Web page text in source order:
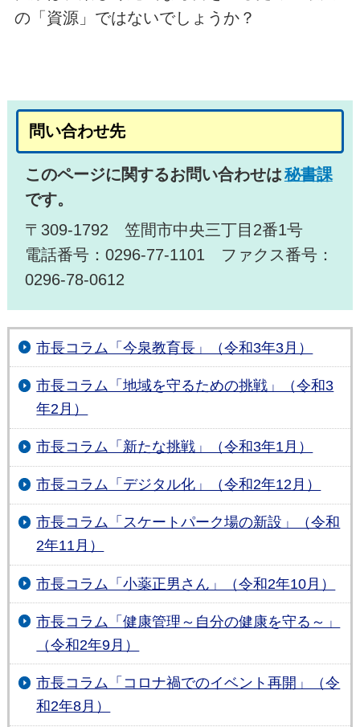
の「資源」ではないでしょうか？
問い合わせ先
このページに関するお問い合わせは秘書課
です。
〒309-1792 笠間市中央三丁目2番1号
電話番号：0296-77-1101 ファクス番号：
0296-78-0612
市長コラム「今泉教育長」（令和3年3月）
市長コラム「地域を守るための挑戦」（令和3
年2月）
市長コラム「新たな挑戦」（令和3年1月）
市長コラム「デジタル化」（令和2年12月）
市長コラム「スケートパーク場の新設」（令和
2年11月）
市長コラム「小薬正男さん」（令和2年10月）
市長コラム「健康管理～自分の健康を守る～」
（令和2年9月）
市長コラム「コロナ禍でのイベント再開」（令
和2年8月）